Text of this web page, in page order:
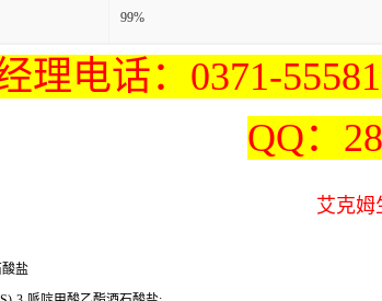
99%
理电话：0371-
QQ：
艾克姆
盐